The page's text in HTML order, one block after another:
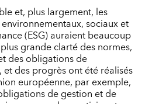
et, plus largement, les
sociaux et
(ESG) auraient beaucoup
grande clarté des normes,
des obligations de
des progrès ont été réalisés
européenne, par exemple,
de gestion et de